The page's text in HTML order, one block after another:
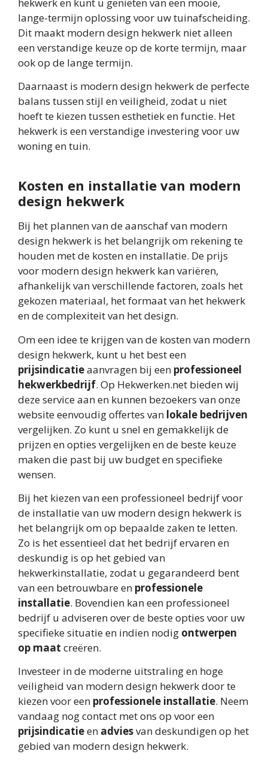
lange-termijn oplossing voor uw tuinafscheiding.
Dit maakt modern design hekwerk niet alleen
een verstandige keuze op de korte termijn, maar
ook op de lange termijn.
Daarnaast is modern design hekwerk de perfecte
balans tussen stijl en veiligheid, zodat u niet
hoeft te kiezen tussen esthetiek en functie. Het
hekwerk is een verstandige investering voor uw
woning en tuin.
Kosten en installatie van modern
design hekwerk
Bij het plannen van de aanschaf van modern
design hekwerk is het belangrijk om rekening te
houden met de kosten en installatie. De prijs
voor modern design hekwerk kan variëren,
afhankelijk van verschillende factoren, zoals het
gekozen materiaal, het formaat van het hekwerk
en de complexiteit van het design.
Om een idee te krijgen van de kosten van modern
design hekwerk, kunt u het best een
prijsindicatieaanvragen bij een professioneel
hekwerkbedrijf. Op Hekwerken.net bieden wij
deze service aan en kunnen bezoekers van onze
website eenvoudig offertes van lokale bedrijven
vergelijken. Zo kunt u snel en gemakkelijk de
prijzen en opties vergelijken en de beste keuze
maken die past bij uw budget en specifieke
wensen.
Bij het kiezen van een professioneel bedrijf voor
de installatie van uw modern design hekwerk is
het belangrijk om op bepaalde zaken te letten.
Zo is het essentieel dat het bedrijf ervaren en
deskundig is op het gebied van
hekwerkinstallatie, zodat u gegarandeerd bent
van een betrouwbare en professionele
installatie. Bovendien kan een professioneel
bedrijf u adviseren over de beste opties voor uw
specifieke situatie en indien nodig ontwerpen
op maat creëren.
Investeer in de moderne uitstraling en hoge
veiligheid van modern design hekwerk door te
kiezen voor een professionele installatie. Neem
vandaag nog contact met ons op voor een
prijsindicatieen adviesvan deskundigen op het
gebied van modern design hekwerk.